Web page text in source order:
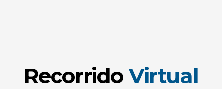
RecorridoVirtual